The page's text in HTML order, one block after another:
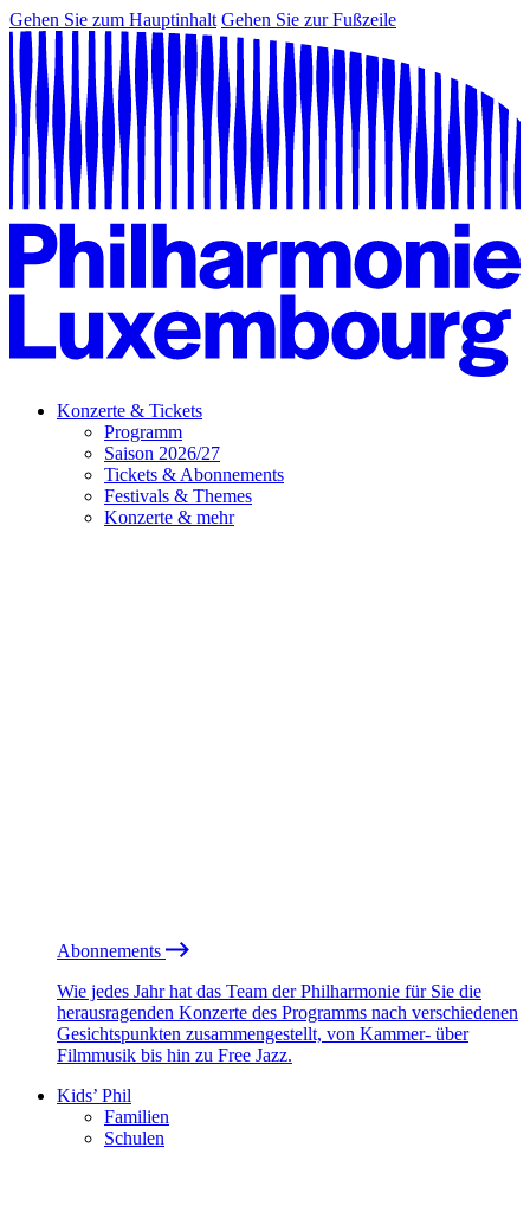
Gehen Sie zum Hauptinhalt Gehen Sie zur Fußzeile
Konzerte & Tickets
Programm
Saison 2026/27
Tickets & Abonnements
Festivals & Themes
Konzerte & mehr
Abonnements
Wie jedes Jahr hat das Team der Philharmonie für Sie die
herausragenden Konzerte des Programms nach verschiedenen
Gesichtspunkten zusammengestellt, von Kammer- über
Filmmusik bis hin zu Free Jazz.
Kids’ Phil
Familien
Schulen